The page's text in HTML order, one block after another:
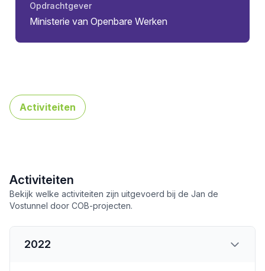
Opdrachtgever
Ministerie van Openbare Werken
Activiteiten
Activiteiten
Bekijk welke activiteiten zijn uitgevoerd bij de Jan de
Vostunnel door COB-projecten.
2022